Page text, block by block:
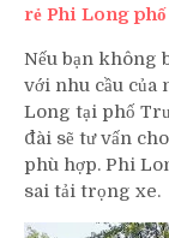
rẻ Phi Long
Nếu bạn không
với nhu cầu của
Long tại phố
đài sẽ tư vấn
phù hợp. Phi
sai tải trọng xe.